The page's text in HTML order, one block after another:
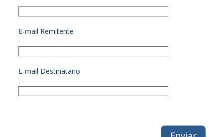
E-mail Remitente
E-mail Destinatario